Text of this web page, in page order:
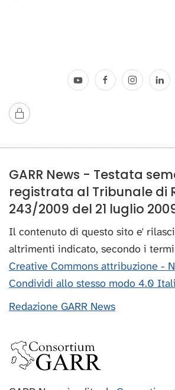
GARR News - Testata
registrata al Tribunale di
243/2009 del 21 luglio
Il contenuto di questo sito e'
altrimenti indicato, secondo i
Creative Commons attribuzione -
Condividi allo stesso modo 4.0
Redazione GARR News